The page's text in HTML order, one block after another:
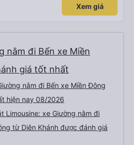
Xem giá
nằm đi Bến xe Miền
giá tốt nhất
nằm đi Bến xe Miền Đông
hiện nay 08/2026
Limousine: xe Giường nằm đi
từ Diên Khánh được đánh giá